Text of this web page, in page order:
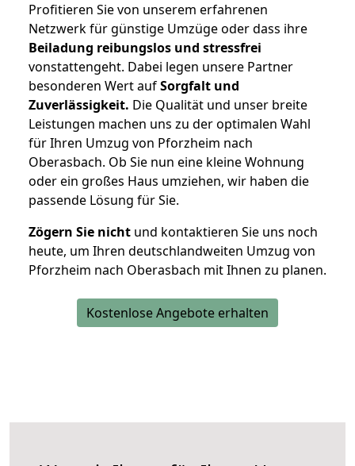
Profitieren Sie von unserem erfahrenen
Netzwerk für günstige Umzüge oder dass ihre
Beiladung reibungslos und stressfrei
vonstattengeht. Dabei legen unsere Partner
besonderen Wert aufSorgfalt und
Zuverlässigkeit. Die Qualität und unser breite
Leistungen machen uns zu der optimalen Wahl
für Ihren Umzug von Pforzheim nach
Oberasbach. Ob Sie nun eine kleine Wohnung
oder ein großes Haus umziehen, wir haben die
passende Lösung für Sie.
Zögern Sie nicht und kontaktieren Sie uns noch
heute, um Ihren deutschlandweiten Umzug von
Pforzheim nach Oberasbach mit Ihnen zu planen.
Kostenlose Angebote erhalten